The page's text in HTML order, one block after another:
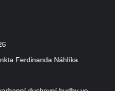
Ferdinanda Náhlíka